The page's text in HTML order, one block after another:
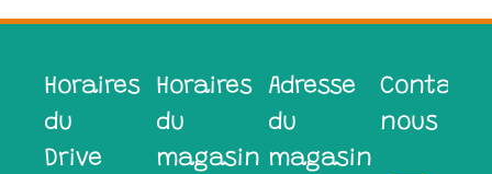
Horaires
du
Drive
Horaires
du
magasin
Adresse
du
magasin
nous